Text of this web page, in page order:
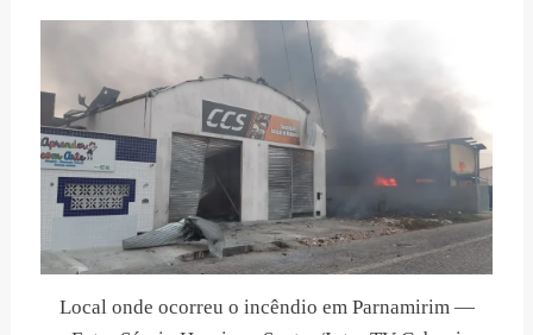
Local onde ocorreu o incêndio em Parnamirim —